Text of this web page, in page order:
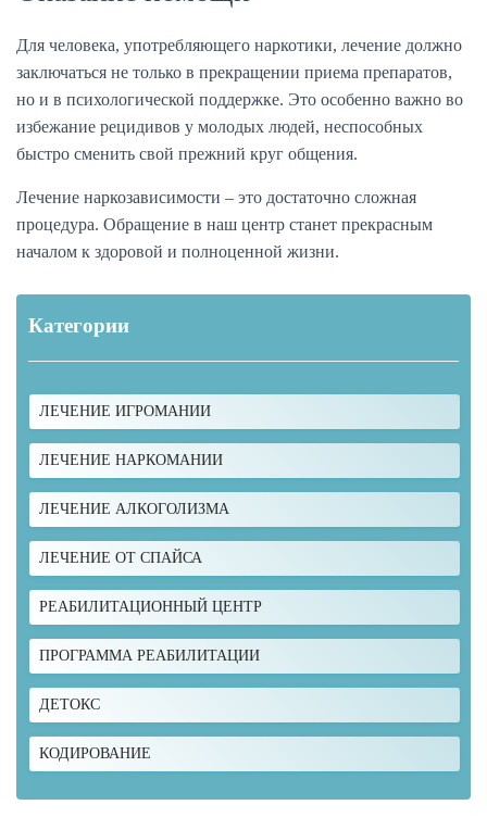
Для человека, употребляющего наркотики, лечение должно
заключаться не только в прекращении приема препаратов,
но и в психологической поддержке. Это особенно важно во
избежание рецидивов у молодых людей, неспособных
быстро сменить свой прежний круг общения.
Лечение наркозависимости – это достаточно сложная
процедура. Обращение в наш центр станет прекрасным
началом к здоровой и полноценной жизни.
Категории
ЛЕЧЕНИЕ ИГРОМАНИИ
ЛЕЧЕНИЕ НАРКОМАНИИ
ЛЕЧЕНИЕ АЛКОГОЛИЗМА
ЛЕЧЕНИЕ ОТ СПАЙСА
РЕАБИЛИТАЦИОННЫЙ ЦЕНТР
ПРОГРАММА РЕАБИЛИТАЦИИ
ДЕТОКС
КОДИРОВАНИЕ